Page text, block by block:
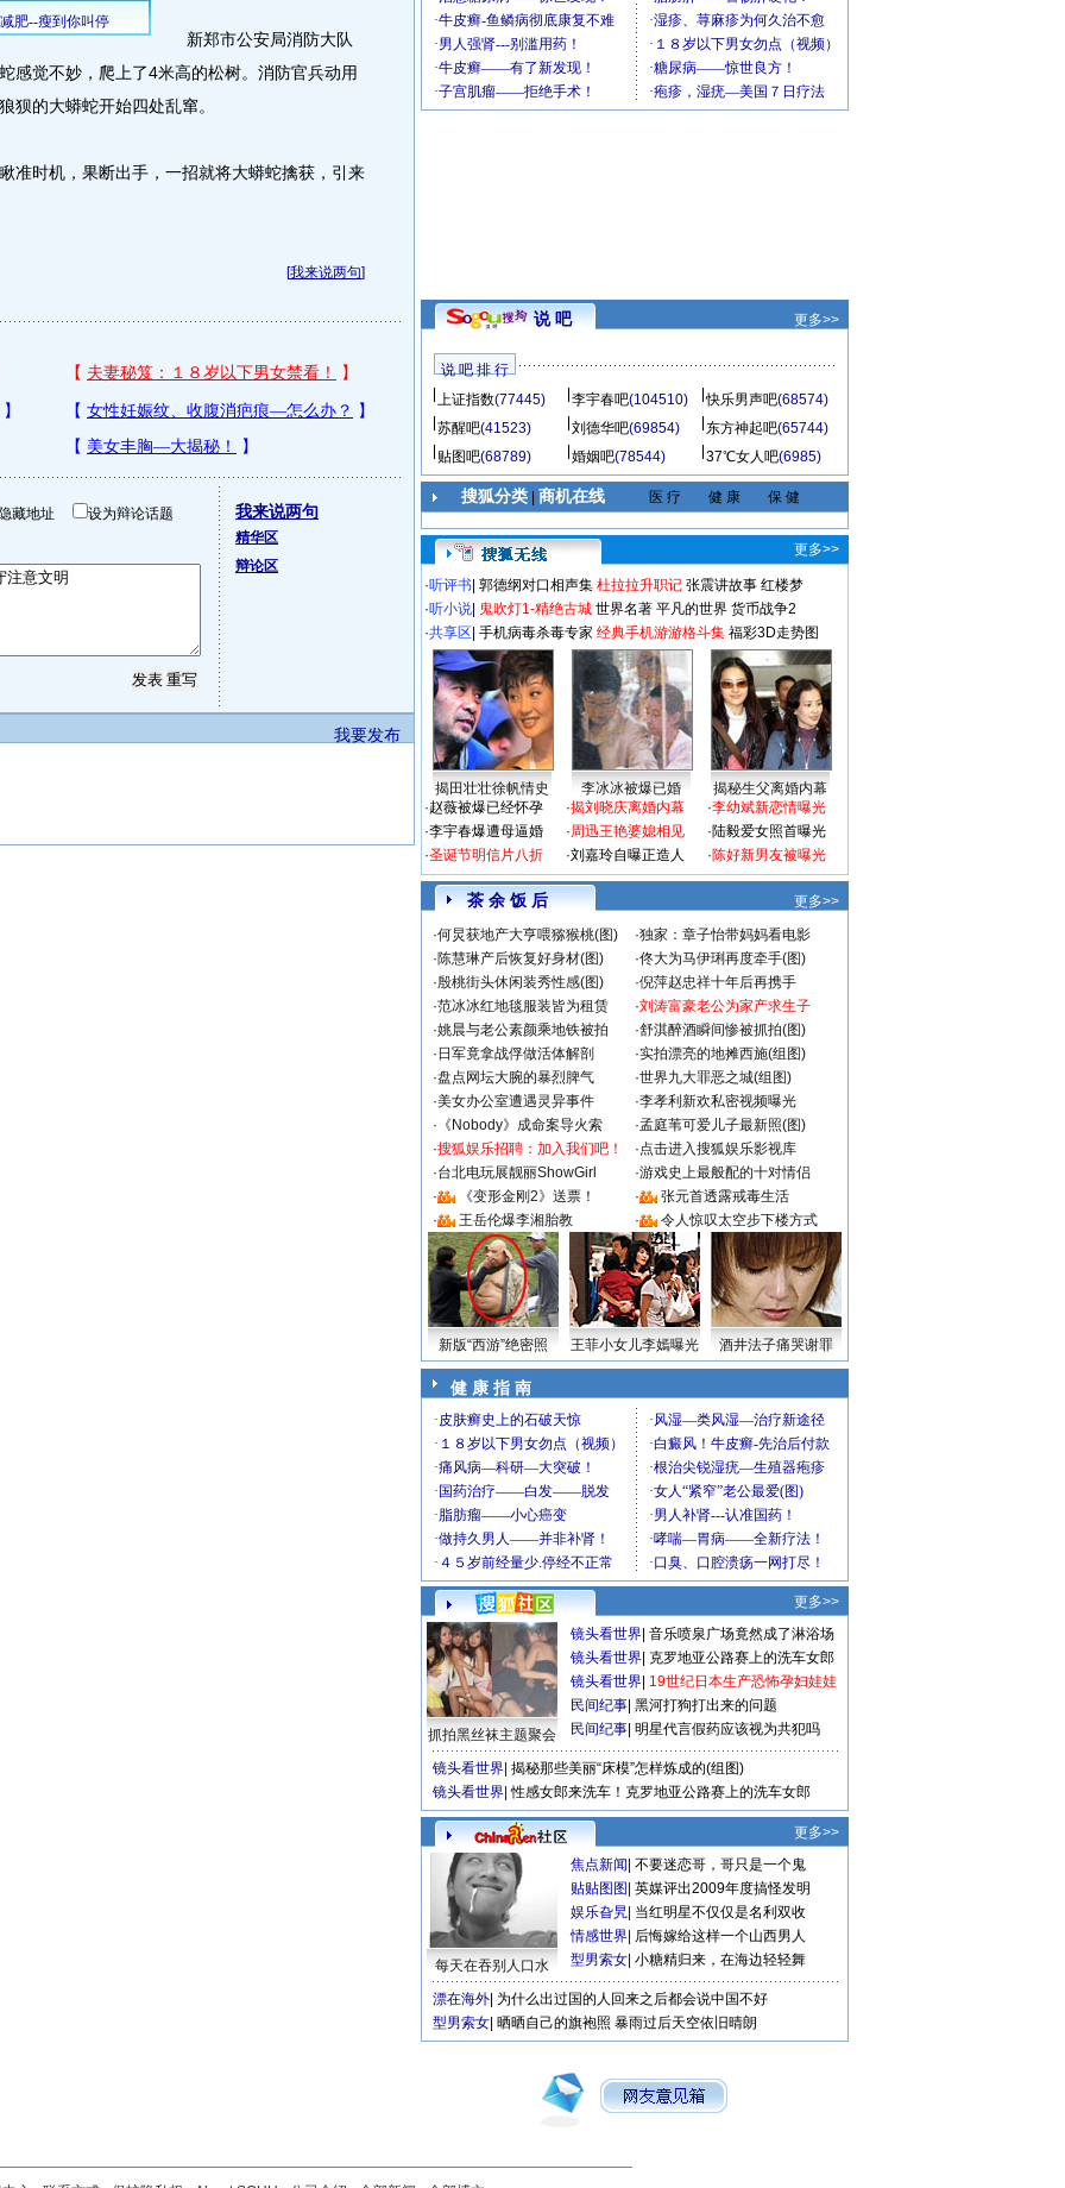
新郑市公安局消防大队
感觉不妙，爬上了4米高的松树。消防官兵动用
狈的大蟒蛇开始四处乱窜。
时机，果断出手，一招就将大蟒蛇擒获，引来
[我来说两句]
藏地址 设为辩论话题 我来说两句
精华区
辩论区
我要发布
说 吧 更多>>
说 吧 排 行
上证指数(77445) 李宇春吧(104510) 快乐男声吧(68574)
苏醒吧(41523) 刘德华吧(69854) 东方神起吧(65744)
贴图吧(68789) 婚姻吧(78544) 37℃女人吧(6985)
搜狐分类| 商机在线 医 疗 健 康 保 健
更多>>
·听评书 郭德纲对口相声集 杜拉拉升职记 张震讲故事 红楼梦
·听小说 鬼吹灯1-精绝古城 世界名著 平凡的世界 货币战争2
·共享区 手机病毒杀毒专家 经典手机游游格斗集 福彩3D走势图
揭田壮壮徐帆情史 李冰冰被爆已婚
揭秘生父离婚内幕
·赵薇被爆已经怀孕
·李宇春爆遭母逼婚
·圣诞节明信片八折
·揭刘晓庆离婚内幕
·周迅王艳婆媳相见
·刘嘉玲自曝正造人
·李幼斌新恋情曝光
·陆毅爱女照首曝光
·陈好新男友被曝光
茶 余 饭 后
更多>>
·何炅获地产大亨喂猕猴桃(图) ·独家：章子怡带妈妈看电影
·陈慧琳产后恢复好身材(图) ·佟大为马伊琍再度牵手(图)
·殷桃街头休闲装秀性感(图) ·倪萍赵忠祥十年后再携手
·范冰冰红地毯服装皆为租赁 ·刘涛富豪老公为家产求生子
·姚晨与老公素颜乘地铁被拍 ·舒淇醉酒瞬间惨被抓拍(图)
· 日军竟拿战俘做活体解剖 ·实拍漂亮的地摊西施(组图)
·盘点网坛大腕的暴烈脾气 ·世界九大罪恶之城(组图)
·美女办公室遭遇灵异事件 ·李孝利新欢私密视频曝光
· 《Nobody》成命案导火索 ·孟庭苇可爱儿子最新照(图)
·搜狐娱乐招聘：加入我们吧！ ·点击进入搜狐娱乐影视库
·台北电玩展靓丽ShowGirl ·游戏史上最般配的十对情侣
·
《变形金刚2》送票！ ·
张元首透露戒毒生活
·
王岳伦爆李湘胎教 · 令人惊叹太空步下楼方式
新版“西游”绝密照 王菲小女儿李嫣曝光 酒井法子痛哭谢罪
健 康 指 南
更多>>
抓拍黑丝袜主题聚会
镜头看世界 音乐喷泉广场竟然成了淋浴场
镜头看世界 克罗地亚公路赛上的洗车女郎
镜头看世界 19世纪日本生产恐怖孕妇娃娃
民间纪事 黑河打狗打出来的问题
民间纪事 明星代言假药应该视为共犯吗
镜头看世界 揭秘那些美丽“床模”怎样炼成的(组图)
镜头看世界 性感女郎来洗车！克罗地亚公路赛上的洗车女郎
更多>>
每天在吞别人口水
焦点新闻 不要迷恋哥，哥只是一个鬼
贴贴图图 英媒评出2009年度搞怪发明
娱乐旮旯 当红明星不仅仅是名利双收
情感世界 后悔嫁给这样一个山西男人
型男索女 小糖精归来，在海边轻轻舞
漂在海外 为什么出过国的人回来之后都会说中国不好
型男索女 晒晒自己的旗袍照 暴雨过后天空依旧晴朗